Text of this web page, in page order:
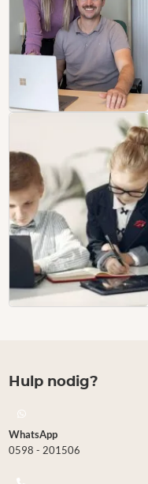
Hulp nodig?
WhatsApp
0598 - 201506